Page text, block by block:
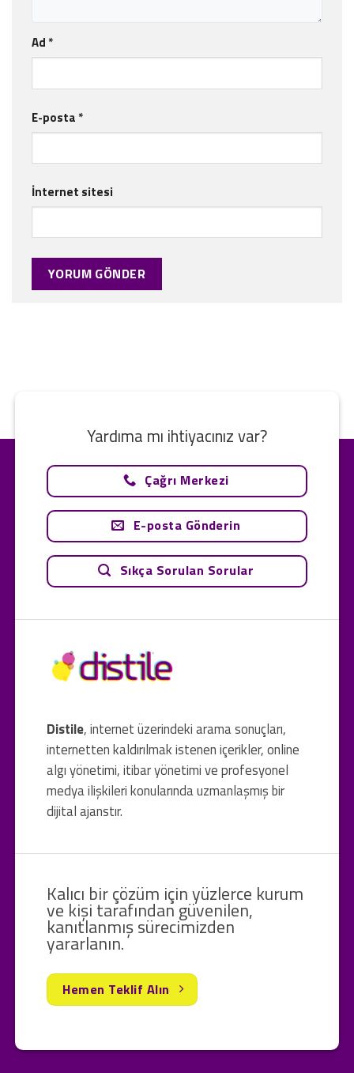
Ad *
E-posta *
İnternet sitesi
Distile, internet üzerindeki arama sonuçları,
internetten kaldırılmak istenen içerikler, online
algı yönetimi, itibar yönetimi ve profesyonel
medya ilişkileri konularında uzmanlaşmış bir
dijital ajanstır.
Yardıma mı ihtiyacınız var?
Çağrı Merkezi
E-posta Gönderin
Sıkça Sorulan Sorular
Kalıcı bir çözüm için yüzlerce kurum
ve kişi tarafından güvenilen,
kanıtlanmış sürecimizden
yararlanın.
Hemen Teklif Alın